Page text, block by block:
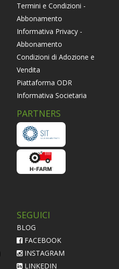
Termini e Condizioni -
Abbonamento
Informativa Privacy -
Abbonamento
Condizioni di Adozione e
Vendita
Piattaforma ODR
Informativa Societaria
PARTNERS
SEGUICI
BLOG
FACEBOOK
INSTAGRAM
LINKEDIN